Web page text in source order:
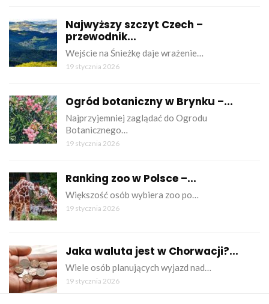
Najwyższy szczyt Czech –
przewodnik...
Wejście na Śnieżkę daje wrażenie…
19 stycznia 2026
Ogród botaniczny w Brynku –...
Najprzyjemniej zaglądać do Ogrodu
Botanicznego…
19 stycznia 2026
Ranking zoo w Polsce –...
Większość osób wybiera zoo po…
19 stycznia 2026
Jaka waluta jest w Chorwacji?...
Wiele osób planujących wyjazd nad…
19 stycznia 2026